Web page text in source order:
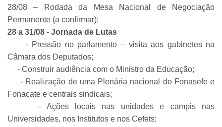
28/08 – Rodada da Mesa Nacional de Negociação
Permanente (a confirmar);
28 a 31/08 - Jornada de Lutas
- Pressão no parlamento – visita aos gabinetes na
Câmara dos Deputados;
- Construir audiência com o Ministro da Educação;
- Realização de uma Plenária nacional do Fonasefe e
Fonacate e centrais sindicais;
- Ações locais nas unidades e campis nas
Universidades, nos Institutos e nos Cefets;